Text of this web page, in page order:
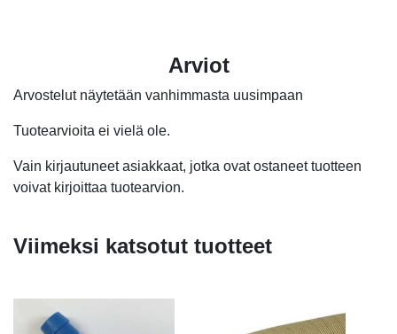
Arviot
Arvostelut näytetään vanhimmasta uusimpaan
Tuotearvioita ei vielä ole.
Vain kirjautuneet asiakkaat, jotka ovat ostaneet tuotteen
voivat kirjoittaa tuotearvion.
Viimeksi katsotut tuotteet